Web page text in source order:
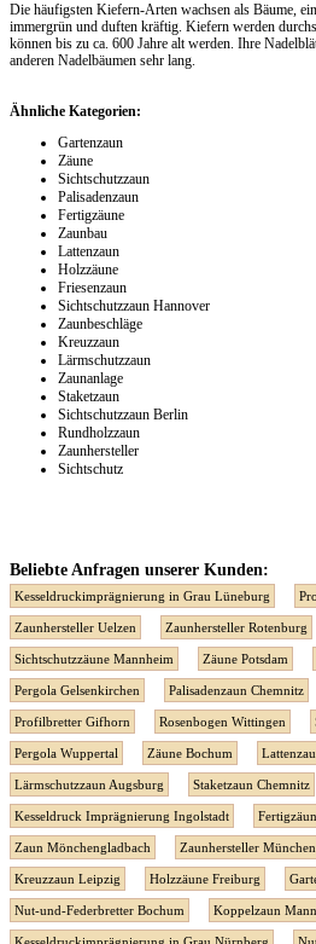
Die häufigsten Kiefern-Arten wachsen als Bäume,
immergrün und duften kräftig. Kiefern werden
können bis zu ca. 600 Jahre alt werden. Ihre
anderen Nadelbäumen sehr lang.
Ähnliche Kategorien:
Gartenzaun
Zäune
Sichtschutzzaun
Palisadenzaun
Fertigzäune
Zaunbau
Lattenzaun
Holzzäune
Friesenzaun
Sichtschutzzaun Hannover
Zaunbeschläge
Kreuzzaun
Lärmschutzzaun
Zaunanlage
Staketzaun
Sichtschutzzaun Berlin
Rundholzzaun
Zaunhersteller
Sichtschutz
Beliebte Anfragen unserer Kunden:
Kesseldruckimprägnierung in Grau Lüneburg
Zaunhersteller Uelzen Zaunhersteller Rotenburg
Sichtschutzzäune Mannheim Zäune Potsdam
Pergola Gelsenkirchen Palisadenzaun Chemnitz
Profilbretter Gifhorn Rosenbogen Wittingen
Pergola Wuppertal Zäune Bochum
Lärmschutzzaun Augsburg Staketzaun Chemnitz
Kesseldruck Imprägnierung Ingolstadt
Zaun Mönchengladbach Zaunhersteller München
Kreuzzaun Leipzig Holzzäune Freiburg
Nut-und-Federbretter Bochum Koppelzaun